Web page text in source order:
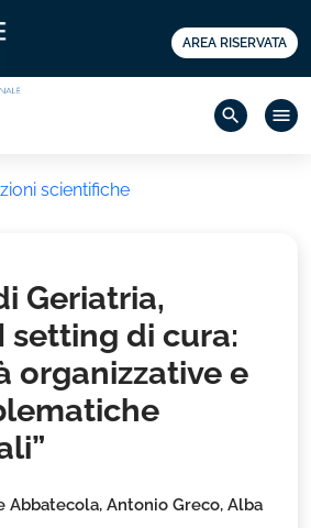
AREA RISERVATA
search menu
scientifiche
Geriatria,
setting di cura:
organizzative e
Abbatecola, Antonio Greco, Alba